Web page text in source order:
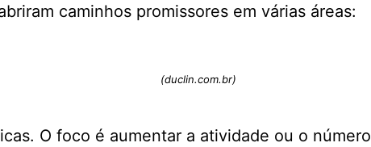
caminhos promissores em várias áreas:
(duclin.com.br)
O foco é aumentar a atividade ou o número